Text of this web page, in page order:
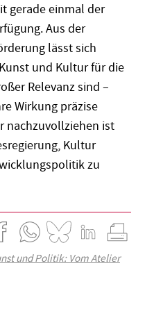
gerade einmal der
Aus der
lässt sich
und Kultur für die
Relevanz sind –
Wirkung präzise
nachzuvollziehen ist
Kultur
zu
und Politik: Vom Atelier